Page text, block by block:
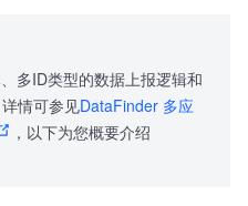
多ID类型的数据上报逻辑和
情可参见DataFinder 多应
，以下为您概要介绍